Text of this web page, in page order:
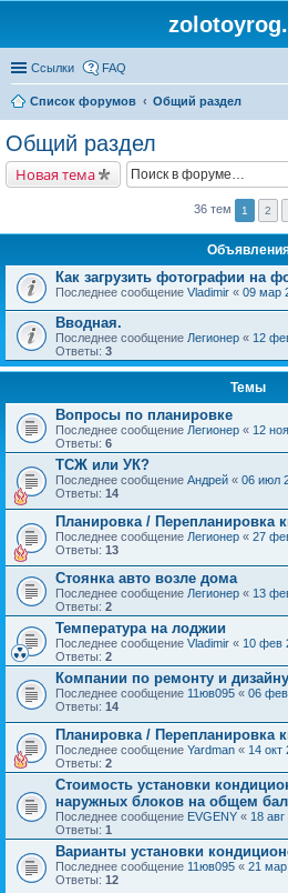
Ссылки FAQ
Список форумов
Общий раздел
Общий раздел
Новая тема
36 тем 1 2
Как загрузить фотографии на
Последнее сообщение Vladimir « 09 мар
Вводная.
Последнее сообщение Легионер « 12
Ответы: 3
Темы
Вопросы по планировке
Последнее сообщение Легионер « 12
Ответы: 6
ТСЖ или УК?
Последнее сообщение Андрей « 06 июл
Ответы: 14
Планировка / Перепланировка
Последнее сообщение Легионер « 27
Ответы: 13
Стоянка авто возле дома
Последнее сообщение Легионер « 13
Ответы: 2
Температура на лоджии
Последнее сообщение Vladimir « 10 фев
Ответы: 2
Компании по ремонту и дизайну
Последнее сообщение 11юв095 « 06
Ответы: 14
Планировка / Перепланировка
Последнее сообщение Yardman « 14 окт
Ответы: 2
Стоимость установки
наружных блоков на общем
Последнее сообщение EVGENY « 18
Ответы: 1
Варианты установки
Последнее сообщение 11юв095 « 21 мар
Ответы: 12